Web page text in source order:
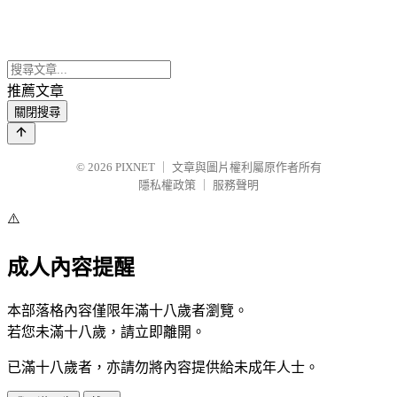
推薦文章
關閉搜尋
© 2026 PIXNET
文章與圖片權利屬原作者所有
隱私權政策
服務聲明
⚠️
成人內容提醒
本部落格內容僅限年滿十八歲者瀏覽。
若您未滿十八歲，請立即離開。
已滿十八歲者，亦請勿將內容提供給未成年人士。